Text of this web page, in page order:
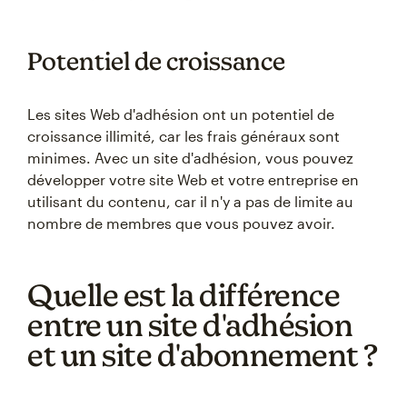
Potentiel de croissance
Les sites Web d'adhésion ont un potentiel de
croissance illimité, car les frais généraux sont
minimes. Avec un site d'adhésion, vous pouvez
développer votre site Web et votre entreprise en
utilisant du contenu, car il n'y a pas de limite au
nombre de membres que vous pouvez avoir.
Quelle est la différence
entre un site d'adhésion
et un site d'abonnement ?